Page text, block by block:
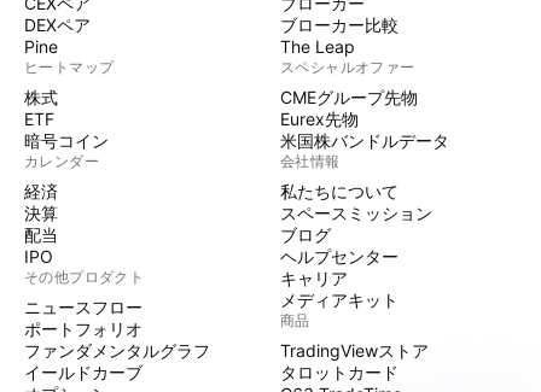
DEXペア
Pine
ヒートマップ
株式
ETF
暗号コイン
カレンダー
経済
決算
配当
IPO
その他プロダクト
ニュースフロー
ポートフォリオ
ファンダメンタルグラフ
イールドカーブ
ブローカー比較
The Leap
スペシャルオファー
CMEグループ先物
Eurex先物
米国株バンドルデータ
会社情報
私たちについて
スペースミッション
ブログ
ヘルプセンター
キャリア
メディアキット
商品
TradingViewストア
タロットカード